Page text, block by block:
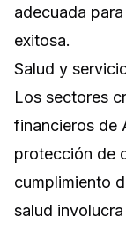
adecuada
exitosa.
Salud y
Los sectores
financieros de
protección de
cumplimiento
salud